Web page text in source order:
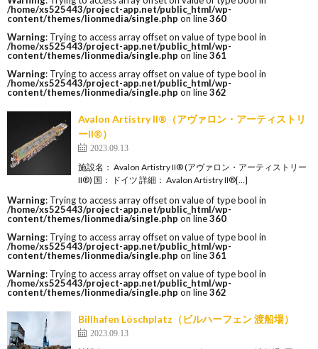
/home/xs525443/project-app.net/public_html/wp-
content/themes/lionmedia/single.php on line360
Warning: Trying to access array offset on value of type bool in
/home/xs525443/project-app.net/public_html/wp-
content/themes/lionmedia/single.php on line361
Warning: Trying to access array offset on value of type bool in
/home/xs525443/project-app.net/public_html/wp-
content/themes/lionmedia/single.php on line362
Avalon Artistry II®（アヴァロン・アーティストリ
ーII®）
2023.09.13
施設名： Avalon Artistry II® (アヴァロン・アーティストリー
II®) 国： ドイツ 詳細： Avalon Artistry II®[…]
Warning: Trying to access array offset on value of type bool in
/home/xs525443/project-app.net/public_html/wp-
content/themes/lionmedia/single.php on line360
Warning: Trying to access array offset on value of type bool in
/home/xs525443/project-app.net/public_html/wp-
content/themes/lionmedia/single.php on line361
Warning: Trying to access array offset on value of type bool in
/home/xs525443/project-app.net/public_html/wp-
content/themes/lionmedia/single.php on line362
Billhafen Löschplatz（ビルハーフェン 渡船場）
2023.09.13